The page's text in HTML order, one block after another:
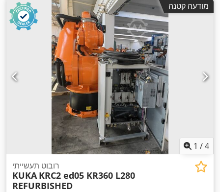
מודעה קטנה
1 /4
רובוט תעשייתי
KUKA KRC2 ed05 KR360 L280
REFURBISHED